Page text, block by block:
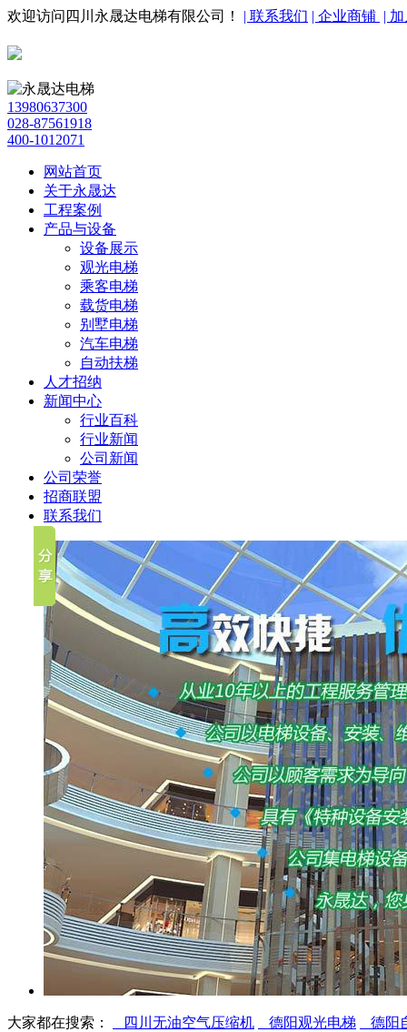
欢迎访问四川永晟达电梯有限公司！ | 联系我们 | 企业商铺 |
13980637300
028-87561918
400-1012071
网站首页
关于永晟达
工程案例
产品与设备
设备展示
观光电梯
乘客电梯
载货电梯
别墅电梯
汽车电梯
自动扶梯
人才招纳
新闻中心
行业百科
行业新闻
公司新闻
公司荣誉
招商联盟
联系我们
大家都在搜索： 四川无油空气压缩机 德阳观光电梯 德阳